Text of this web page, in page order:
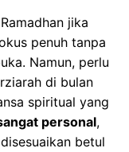
jika
penuh tanpa
Namun, perlu
di bulan
spiritual yang
personal,
betul